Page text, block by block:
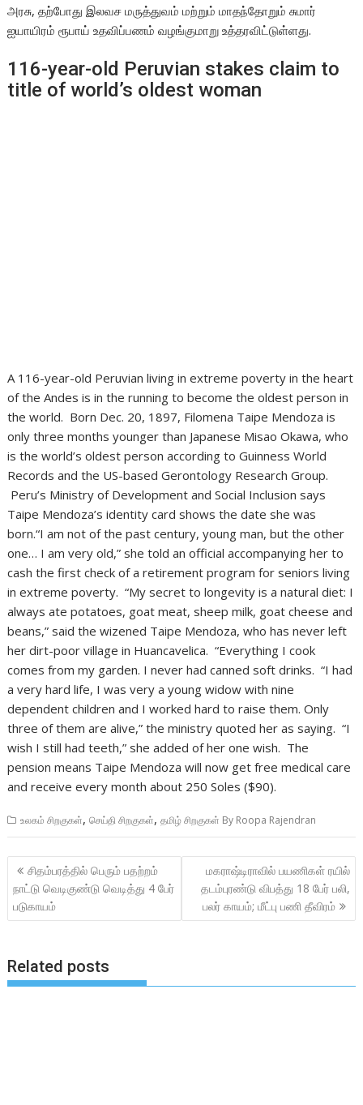
அரசு, தற்போது இலவச மருத்துவம் மற்றும் மாதந்தோறும் சுமார்
ஐயாயிரம் ரூபாய் உதவிப்பணம் வழங்குமாறு உத்தரவிட்டுள்ளது.
116-year-old Peruvian stakes claim to
title of world’s oldest woman
A 116-year-old Peruvian living in extreme poverty in the heart
of the Andes is in the running to become the oldest person in
the world. Born Dec. 20, 1897, Filomena Taipe Mendoza is
only three months younger than Japanese Misao Okawa, who
is the world’s oldest person according to Guinness World
Records and the US-based Gerontology Research Group.
Peru’s Ministry of Development and Social Inclusion says
Taipe Mendoza’s identity card shows the date she was
born.“I am not of the past century, young man, but the other
one… I am very old,” she told an official accompanying her to
cash the first check of a retirement program for seniors living
in extreme poverty. “My secret to longevity is a natural diet: I
always ate potatoes, goat meat, sheep milk, goat cheese and
beans,” said the wizened Taipe Mendoza, who has never left
her dirt-poor village in Huancavelica. “Everything I cook
comes from my garden. I never had canned soft drinks. “I had
a very hard life, I was very a young widow with nine
dependent children and I worked hard to raise them. Only
three of them are alive,” the ministry quoted her as saying. “I
wish I still had teeth,” she added of her one wish. The
pension means Taipe Mendoza will now get free medical care
and receive every month about 250 Soles ($90).
உலகம் சிறகுகள்,செய்தி சிறகுகள்,தமிழ் சிறகுகள் By Roopa Rajendran
Post
navigation
சிதம்பரத்தில் பெரும் பதற்றம்
நாட்டு வெடிகுண்டு வெடித்து 4 பேர்
படுகாயம்
மகராஷ்டிராவில் பயணிகள் ரயில்
தடம்புரண்டு விபத்து 18 பேர் பலி,
பலர் காயம்; மீட்பு பணி தீவிரம்
Related posts